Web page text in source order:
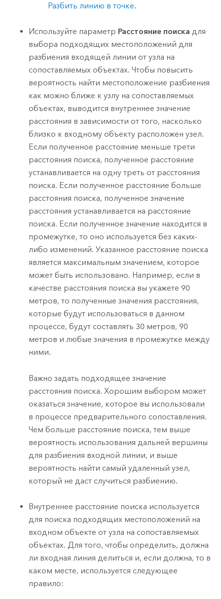
Разбить линию в точке.
Используйте параметр Расстояние поиска для
выбора подходящих местоположений для
разбиения входящей линии от узла на
сопоставляемых объектах. Чтобы повысить
вероятность найти местоположение разбиения
как можно ближе к узлу на сопоставляемых
объектах, выводится внутреннее значение
расстояния в зависимости от того, насколько
близко к входному объекту расположен узел.
Если полученное расстояние меньше трети
расстояния поиска, полученное расстояние
устанавливается на одну треть от расстояния
поиска. Если полученное расстояние больше
расстояния поиска, полученное значение
расстояния устанавливается на расстояние
поиска. Если полученное значение находится в
промежутке, то оно используется без каких-
либо изменений. Указанное расстояние поиска
является максимальным значением, которое
может быть использовано. Например, если в
качестве расстояния поиска вы укажете 90
метров, то полученные значения расстояния,
которые будут использоваться в данном
процессе, будут составлять 30 метров, 90
метров и любые значения в промежутке между
ними.
Важно задать подходящее значение
расстояния поиска. Хорошим выбором может
оказаться значение, которое вы использовали
в процессе предварительного сопоставления.
Чем больше расстояние поиска, тем выше
вероятность использования дальней вершины
для разбиения входной линии, и выше
вероятность найти самый удаленный узел,
который не даст случиться разбиению.
Внутреннее расстояние поиска используется
для поиска подходящих местоположений на
входном объекте от узла на сопоставляемых
объектах. Для того, чтобы определить, должна
ли входная линия делиться и, если должна, то в
каком месте, используется следующее
правило: